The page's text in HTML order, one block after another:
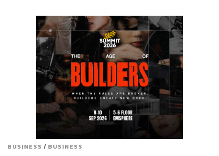
BUSINESS / BUSINESS